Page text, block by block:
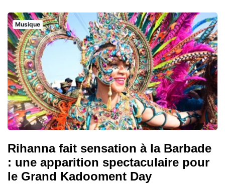
Musique
Rihanna fait sensation à la Barbade
: une apparition spectaculaire pour
le Grand Kadooment Day